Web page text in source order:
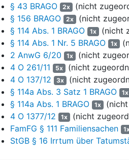
8
Seit 19.. ist er mit seiner
seiner Einzelkanzlei
kinderlos.
9
Zu seinen
Rechtsanwalt an, im Jahre 2011
im Jahre 2012 von 49.000 € und
von 34.000 € erzielt zu haben.
seinen Umsatz auf 58.000 €. Er
Krankenversicherung sowie für
Krankenversicherung bei der A.
§ 43 BRAGO 2x (nicht
§ 156 BRAGO
2x (nicht
§ 114 Abs. 1 BRAGO
1x (nicht
§ 114 Abs. 1 Nr. 5 BRAGO
1x
2 AnwG 6/20
1x (nicht
4 O 261/11
5x (nicht
4 O 137/12
3x (nicht
§ 114a Abs. 3 Satz 1 BRAGO
1x
§ 114a Abs. 1 BRAGO
1x (nicht
4 O 1377/12
1x (nicht
FamFG § 111 Familiensachen
StGB § 16 Irrtum über